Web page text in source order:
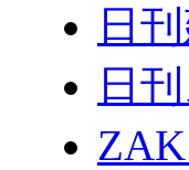
日
日